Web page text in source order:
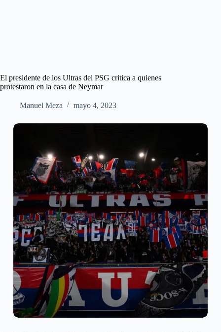
El presidente de los Ultras del PSG critica a quienes
protestaron en la casa de Neymar
Manuel Meza mayo 4, 2023